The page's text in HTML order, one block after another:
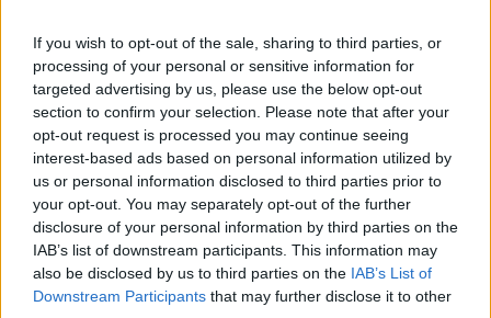
If you wish to opt-out of the sale, sharing to third parties, or
processing of your personal or sensitive information for
targeted advertising by us, please use the below opt-out
section to confirm your selection. Please note that after your
opt-out request is processed you may continue seeing
interest-based ads based on personal information utilized by
us or personal information disclosed to third parties prior to
your opt-out. You may separately opt-out of the further
disclosure of your personal information by third parties on the
IAB’s list of downstream participants. This information may
also be disclosed by us to third parties on the IAB’s List of
Downstream Participants that may further disclose it to other